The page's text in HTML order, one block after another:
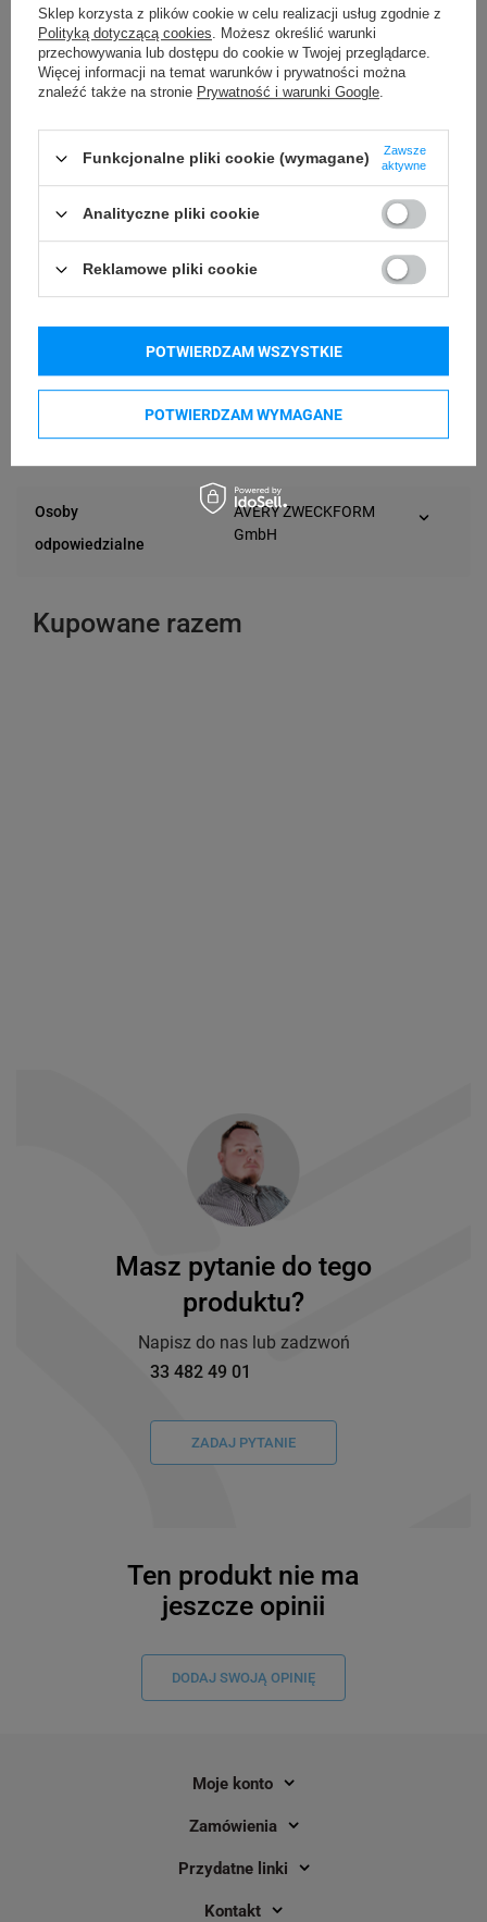
Możliwość
odklejenia
Trudne
Nie dotyczy
Ilość etykiet 416
Ilość etykiet na
arkuszu
104
AVERY ZWECKFORM
GmbH
Miesbacher Str. 5
D-83626 Oberlaindern
(Niemcy)
Osoby
odpowiedzialne
AVERY ZWECKFORM
GmbH
Kupowane razem
Masz pytanie do tego
produktu?
Napisz do nas lub zadzwoń
33 482 49 01
ZADAJ PYTANIE
Ten produkt nie ma
jeszcze opinii
DODAJ SWOJĄ OPINIĘ
Moje konto
Zamówienia
Przydatne linki
Kontakt
Sklep korzysta z plików cookie w celu realizacji usług zgodnie z
Polityką dotyczącą cookies. Możesz określić warunki
przechowywania lub dostępu do cookie w Twojej przeglądarce.
Więcej informacji na temat warunków i prywatności można
znaleźć także na stronie Prywatność i warunki Google.
Funkcjonalne pliki cookie (wymagane)
Zawsze
aktywne
Analityczne pliki cookie
Reklamowe pliki cookie
POTWIERDZAM WYMAGANE
POTWIERDZAM WSZYSTKIE